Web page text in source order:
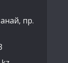
пр.